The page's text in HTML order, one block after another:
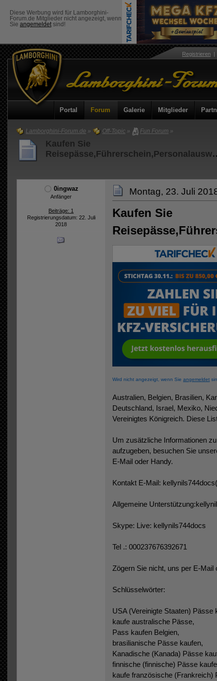
Diese Werbung wird für Lamborghini-
Forum.de Mitglieder nicht angezeigt, wenn
Sie angemeldet sind!
Registrieren
Portal Forum Galerie Mitglieder
Lamborghini-Forum.de » Off-Topic » Fun Forum »
Kaufen Sie
0ingwaz
Anfänger
Beiträge: 1
Registrierungsdatum: 22. Juli
2018
Montag, 23. Juli
Kaufen Sie
Wird nicht angezeigt, wenn Sie angemeldet
Australien, Belgien, Brasilien,
Deutschland, Israel, Mexiko,
Vereinigtes Königreich. Diese
Um zusätzliche Informationen
aufzugeben, besuchen Sie
E-Mail oder Handy.
Kontakt E-Mail:
Allgemeine
Skype: Live: kellynils744docs
Tel .: 000237676392671
Zögern Sie nicht, uns per E-
Schlüsselwörter:
USA (Vereinigte Staaten) Pässe
kaufe australische Pässe,
Pass kaufen Belgien,
brasilianische Pässe kaufen,
Kanadische (Kanada) Pässe
finnische (finnische) Pässe
kaufe französische (Frankreich)